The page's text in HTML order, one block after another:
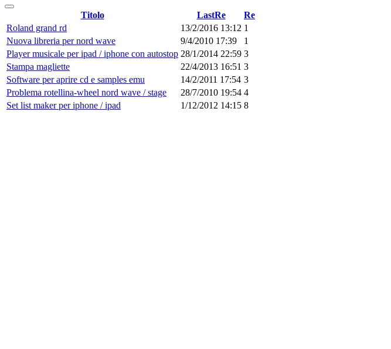
Titolo LastRe
Re
Roland grand rd
13/2/2016 13:12 1
Nuova libreria per nord wave
9/4/2010 17:39
1
Player musicale per ipad / iphone con autostop 28/1/2014 22:59 3
Stampa magliette
22/4/2013 16:51 3
Software per aprire cd e samples emu
14/2/2011 17:54 3
Problema rotellina-wheel nord wave / stage
28/7/2010 19:54 4
Set list maker per iphone / ipad
1/12/2012 14:15 8